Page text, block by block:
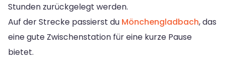
Stunden zurückgelegt werden.
Auf der Strecke passierst du Mönchengladbach, das
eine gute Zwischenstation für eine kurze Pause
bietet.